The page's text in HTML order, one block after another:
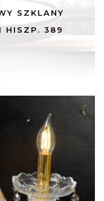
SZKLANY
HISZP. 389